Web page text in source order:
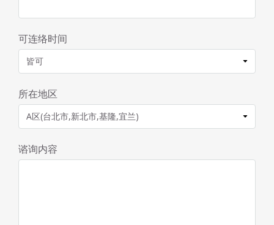
可连络时间
所在地区
谘询内容